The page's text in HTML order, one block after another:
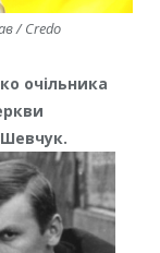
/ Credo
очільника